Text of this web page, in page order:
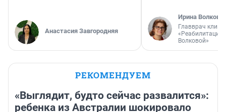
Анастасия Завгородняя
Ирина Волкова
Главврач
«Реабилитация
Волковой»
РЕКОМЕНДУЕМ
«Выглядит, будто сейчас развалится»:
ребенка из Австралии шокировало